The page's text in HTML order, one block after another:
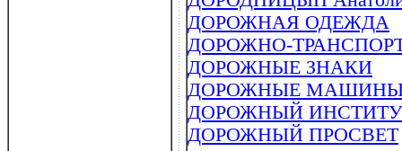
ДОРОЖНАЯ ОДЕЖДА
ДОРОЖНО-
ДОРОЖНЫЕ ЗНАКИ
ДОРОЖНЫЕ
ДОРОЖНЫЙ
ДОРОЖНЫЙ ПРОСВЕТ